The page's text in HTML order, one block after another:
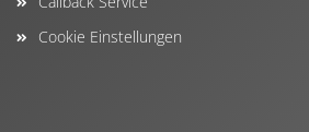
Cookie Einstellungen